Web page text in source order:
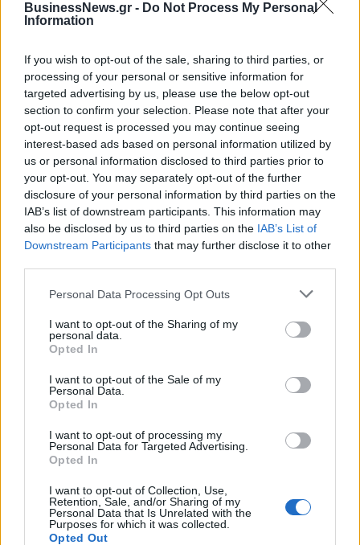
BusinessNews.gr - Do Not Process My Personal
Information
If you wish to opt-out of the sale, sharing to third parties, or
processing of your personal or sensitive information for
targeted advertising by us, please use the below opt-out
section to confirm your selection. Please note that after your
opt-out request is processed you may continue seeing
interest-based ads based on personal information utilized by
us or personal information disclosed to third parties prior to
your opt-out. You may separately opt-out of the further
disclosure of your personal information by third parties on the
IAB’s list of downstream participants. This information may
also be disclosed by us to third parties on the IAB’s List of
Downstream Participants that may further disclose it to other
Personal Data Processing Opt Outs
I want to opt-out of the Sharing of my
personal data.
Opted In
I want to opt-out of the Sale of my
Personal Data.
Opted In
I want to opt-out of processing my
Personal Data for Targeted Advertising.
Opted In
I want to opt-out of Collection, Use,
Retention, Sale, and/or Sharing of my
Personal Data that Is Unrelated with the
Purposes for which it was collected.
Opted Out
μπαταριών για τα υβριδικά της
ευρωπαϊκή
αυτοκινητοβιομηχανία
Νέο Audi A2 e-tron με στόχο την κορυφή της αποδοτικότητας
Εθνική Νεανίδων: Απέναντι
στην Ισλανδία για την 5η θέση
στο Ευρωμπάσκετ (live stream)
«Η οικογένεια Μπας φέρεται να
βρίσκεται κοντά στην απόκτηση
της Βιλερμπάν»
Χρηματιστήριο Αθηνών: Εβδομαδιαία άνοδος 1,76%, κέρδη 23,31%
Ελληνική Αναπτυξιακή Τράπεζα:
Με «προίκα» 2 δισ. ευρώ
δισ. σε μικρομεσαίες
Υπ. Μεταφορών: Οριστική λύση
χρονοβόρες διαδικασίες
Η Chery επενδύει 75 εκατ. δολάρια στην KG Mobility